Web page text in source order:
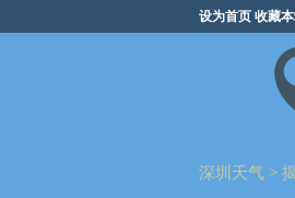
设为首页 收藏
深圳天气 >